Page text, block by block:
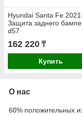
Hyundai Santa Fe
Защита заднего
d57
162 220 ₸
Купить
О нас
60% положительных